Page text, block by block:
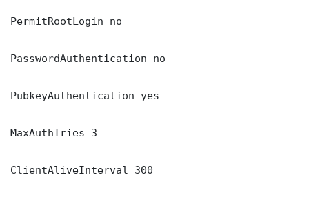
PermitRootLogin no
PasswordAuthentication no
PubkeyAuthentication yes
MaxAuthTries 3
ClientAliveInterval 300